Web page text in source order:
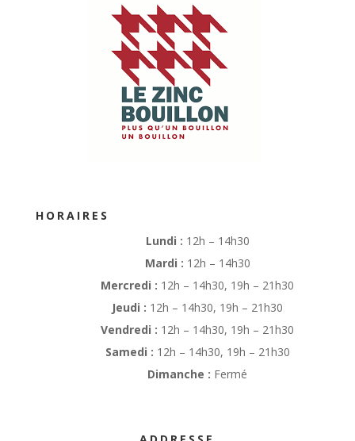
HORAIRES
Lundi : 12h – 14h30
Mardi : 12h – 14h30
Mercredi : 12h – 14h30, 19h – 21h30
Jeudi : 12h – 14h30, 19h – 21h30
Vendredi : 12h – 14h30, 19h – 21h30
Samedi : 12h – 14h30, 19h – 21h30
Dimanche : Fermé